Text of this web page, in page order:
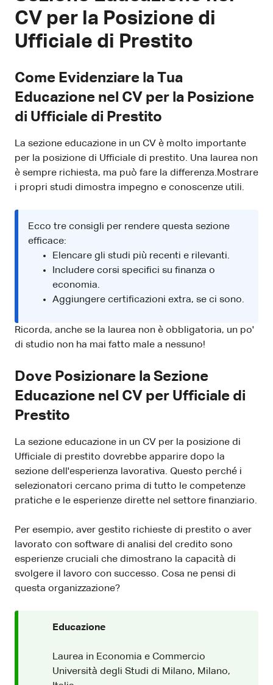
CV per la Posizione di
Ufficiale di Prestito
Come Evidenziare la Tua
Educazione nel CV per la Posizione
di Ufficiale di Prestito
La sezione educazione in un CV è molto importante
per la posizione di Ufficiale di prestito. Una laurea non
è sempre richiesta, ma può fare la differenza.Mostrare
i propri studi dimostra impegno e conoscenze utili.
Ecco tre consigli per rendere questa sezione
efficace:
Elencare gli studi più recenti e rilevanti.
Includere corsi specifici su finanza o
economia.
Aggiungere certificazioni extra, se ci sono.
Ricorda, anche se la laurea non è obbligatoria, un po'
di studio non ha mai fatto male a nessuno!
Dove Posizionare la Sezione
Educazione nel CV per Ufficiale di
Prestito
La sezione educazione in un CV per la posizione di
Ufficiale di prestito dovrebbe apparire dopo la
sezione dell'esperienza lavorativa. Questo perché i
selezionatori cercano prima di tutto le competenze
pratiche e le esperienze dirette nel settore finanziario.
Per esempio, aver gestito richieste di prestito o aver
lavorato con software di analisi del credito sono
esperienze cruciali che dimostrano la capacità di
svolgere il lavoro con successo. Cosa ne pensi di
questa organizzazione?
Educazione
Laurea in Economia e Commercio
Università degli Studi di Milano, Milano,